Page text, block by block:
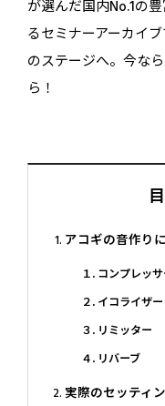
が選んだ国内No.1の
るセミナーアーカイ
のステージへ。今な
ら！
アコギの音作り
１. コンプレッ
２. イコライザー
３. リミッター
４. リバーブ
実際のセッティ